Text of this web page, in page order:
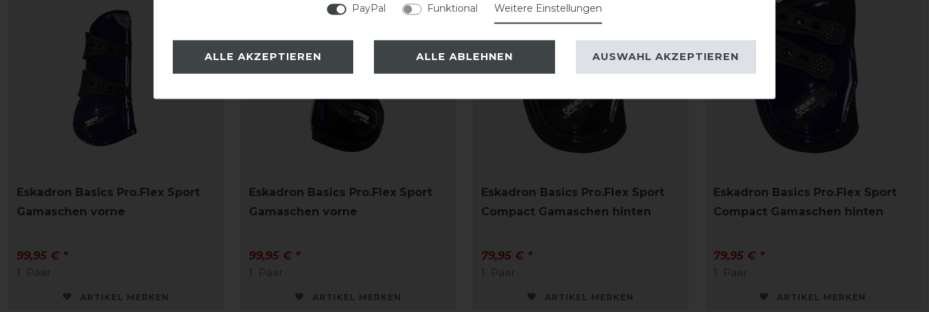
Eskadron Basics Pro.Flex Sport
Gamaschen vorne
99,95 € *
1
Paar
ARTIKEL MERKEN
Eskadron Basics Pro.Flex Sport
Gamaschen vorne
99,95 € *
1
Paar
ARTIKEL MERKEN
Eskadron Basics Pro.Flex Sport
Compact Gamaschen hinten
79,95 € *
1
Paar
ARTIKEL MERKEN
Eskadron Basics Pro.Flex Sport
Compact Gamaschen hinten
79,95 € *
1
Paar
ARTIKEL MERKEN
PayPal
Funktional Weitere Einstellungen
ALLE AKZEPTIEREN ALLE ABLEHNEN AUSWAHL AKZEPTIEREN